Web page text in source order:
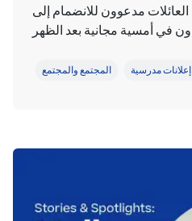
العائلات مدعوون للانضمام إلى K12 والضيف الخاص تابيثا
المجتمع والمجتمع إعلانات مدرسية